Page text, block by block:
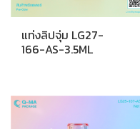
แท่งลิปจุ่ม LG27-
166-AS-3.5ML